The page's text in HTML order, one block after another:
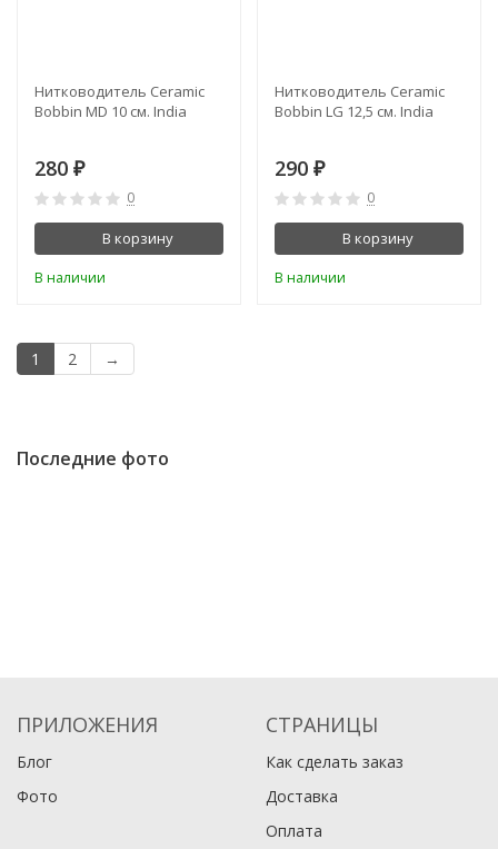
Нитководитель Ceramic
Bobbin MD 10 см. India
280 ₽
0
В корзину
В наличии
Нитководитель Ceramic
Bobbin LG 12,5 см. India
290 ₽
0
В корзину
В наличии
1 2 →
Последние фото
ПРИЛОЖЕНИЯ
Блог
Фото
СТРАНИЦЫ
Как сделать заказ
Доставка
Оплата